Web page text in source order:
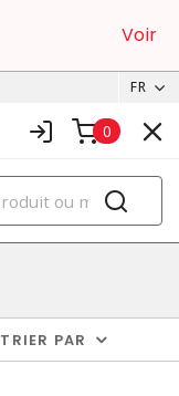
Voir
FR
0
TRIER PAR